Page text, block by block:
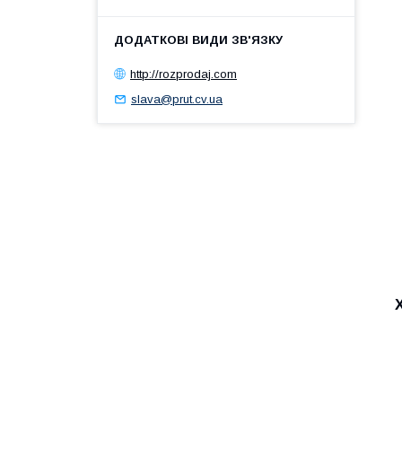
http://rozprodaj.com
slava@prut.cv.ua